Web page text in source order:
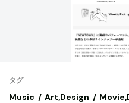
タグ
Music Art,Design